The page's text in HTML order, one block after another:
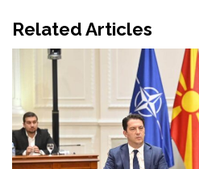
Related Articles